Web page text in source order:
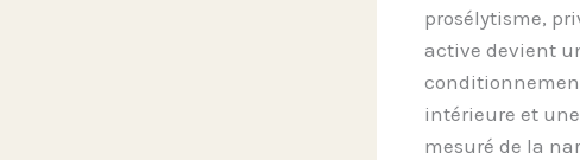
prosélytisme,
active devient
intérieure et
mesuré de la